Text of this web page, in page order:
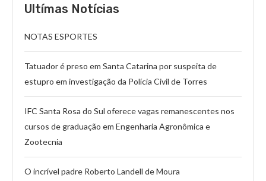
Ultímas Notícias
NOTAS ESPORTES
Tatuador é preso em Santa Catarina por suspeita de
estupro em investigação da Polícia Civil de Torres
IFC Santa Rosa do Sul oferece vagas remanescentes nos
cursos de graduação em Engenharia Agronômica e
Zootecnia
O incrível padre Roberto Landell de Moura